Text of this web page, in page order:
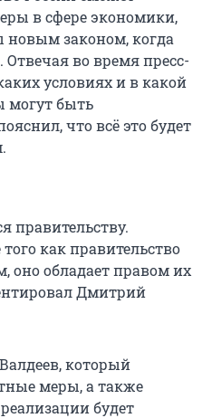
в сфере экономики,
новым законом, когда
Отвечая во время пресс-
условиях и в какой
могут быть
что всё это будет
правительству.
как правительство
оно обладает правом их
Дмитрий
который
меры, а также
будет